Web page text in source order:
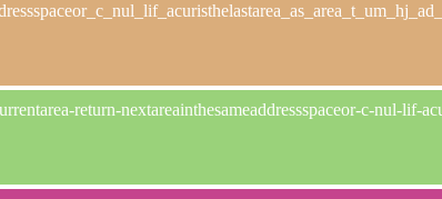
return-nextareainthesameaddressspaceor-c-nul-lif-